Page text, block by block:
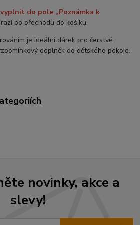
do pole „Poznámka k
po přechodu do košíku.
je ideální dárek pro čerstvé
doplněk do dětského pokoje.
novinky, akce a
slevy!